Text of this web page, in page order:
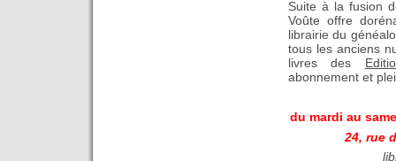
Suite à la fusion
Voûte offre
librairie du
tous les anciens
livres des
abonnement et
du mardi au
24, rue